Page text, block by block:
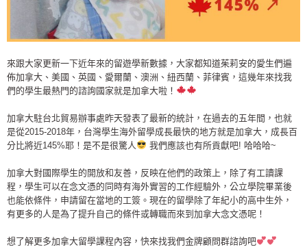
來跟大家更新一下近年來的留遊學新數據，大家都知道茱莉安的愛生們遍
佈加拿大、美國、英國、愛爾蘭、澳洲、紐西蘭、菲律賓，這幾年來找我
們的學生最熱門的諮詢國家就是加拿大啦！
加拿大駐台北貿易辦事處昨天發表了最新的統計，在過去的五年間，也就
是從2015-2018年，台灣學生海外留學成長最快的地方就是加拿大，成長百
分比將近145%耶！是不是很驚人
我們應該也有所貢獻吧! 哈哈哈~
加拿大對國際學生的開放和友善，反映在他們的政策上，除了有工讀課
程，學生可以在念文憑的同時有海外實習的工作經驗外，公立學院畢業後
也能依條件，申請留在當地的工簽。現在的留學除了年紀小的高中生外，
有更多的人是為了提升自己的條件或轉職而來到加拿大念文憑呢！
想了解更多加拿大留學課程內容，快來找我們金牌顧問群諮詢吧